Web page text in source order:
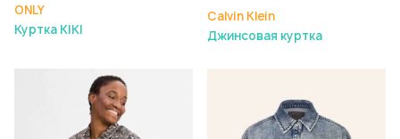
ONLY
Куртка KIKI
Calvin Klein
Джинсовая куртка